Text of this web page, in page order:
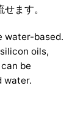
ます。
water-based.
oils,
be
water.